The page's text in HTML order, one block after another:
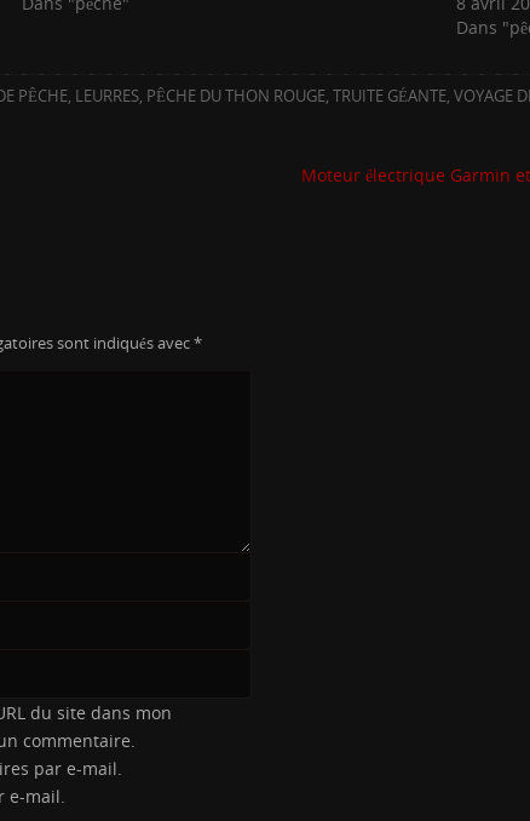
Dans
PÊCHE, LEURRES, PÊCHE DU THON ROUGE,TRUITE GÉANTE,VOYAGE
Moteur électrique Garmin
sont indiqués avec*
du site dans mon
commentaire.
par e-mail.
e-mail.